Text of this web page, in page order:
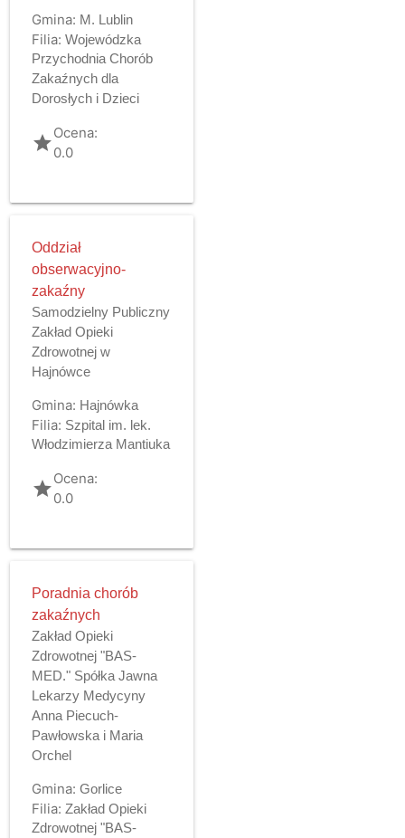
Gmina: M. Lublin
Filia: Wojewódzka
Przychodnia Chorób
Zakaźnych dla
Dorosłych i Dzieci
gradeOcena:
0.0
Oddział
obserwacyjno-
zakaźny
Samodzielny Publiczny
Zakład Opieki
Zdrowotnej w
Hajnówce
Gmina: Hajnówka
Filia: Szpital im. lek.
Włodzimierza Mantiuka
gradeOcena:
0.0
Poradnia chorób
zakaźnych
Zakład Opieki
Zdrowotnej "BAS-
MED." Spółka Jawna
Lekarzy Medycyny
Anna Piecuch-
Pawłowska i Maria
Orchel
Gmina: Gorlice
Filia: Zakład Opieki
Zdrowotnej "BAS-